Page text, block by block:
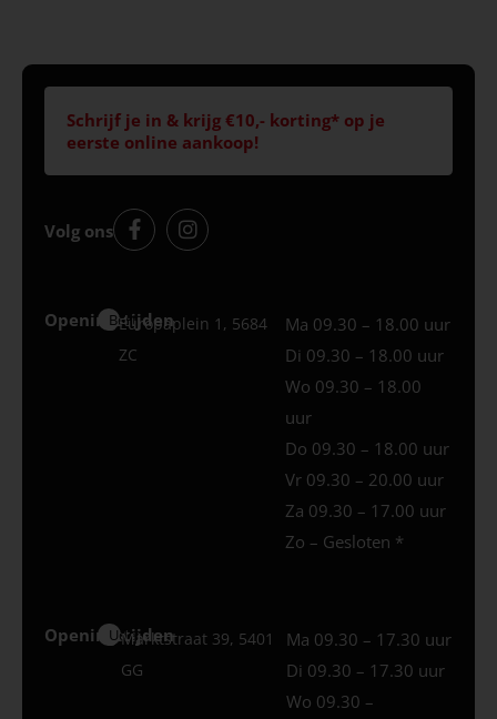
Schrijf je in & krijg €10,- korting* op je
eerste online aankoop!
Volg ons
Openingstijden
Best
Europaplein 1, 5684
ZC
Ma 09.30 – 18.00 uur
Di 09.30 – 18.00 uur
Wo 09.30 – 18.00
uur
Do 09.30 – 18.00 uur
Vr 09.30 – 20.00 uur
Za 09.30 – 17.00 uur
Zo – Gesloten *
Openingstijden
Uden
Marktstraat 39, 5401
GG
Ma 09.30 – 17.30 uur
Di 09.30 – 17.30 uur
Wo 09.30 –